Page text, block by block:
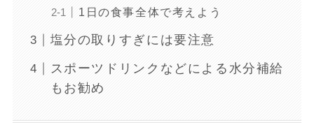
1日の食事全体で考えよう
塩分の取りすぎには要注意
スポーツドリンクなどによる水分補給
もお勧め